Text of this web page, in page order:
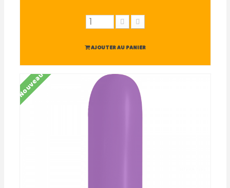
AJOUTER AU PANIER
Nouveau